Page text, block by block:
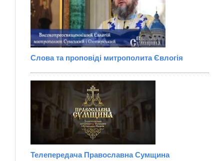
Слова та проповіді митрополита Євлогія
Телепередача Православна Сумщина